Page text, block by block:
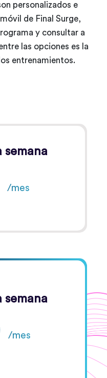
personalizados e
de Final Surge,
y consultar a
las opciones es la
entrenamientos.
semana
/mes
semana
/mes